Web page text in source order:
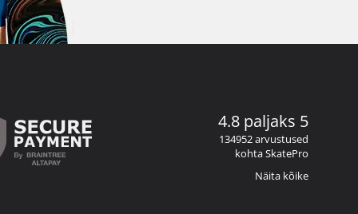
4.8 paljaks 5
134952 arvustused
kohta SkatePro
Näita kõike